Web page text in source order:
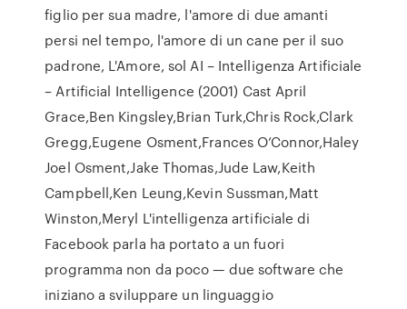
figlio per sua madre, l'amore di due amanti
persi nel tempo, l'amore di un cane per il suo
padrone, L'Amore, sol AI – Intelligenza Artificiale
– Artificial Intelligence (2001) Cast April
Grace,Ben Kingsley,Brian Turk,Chris Rock,Clark
Gregg,Eugene Osment,Frances O’Connor,Haley
Joel Osment,Jake Thomas,Jude Law,Keith
Campbell,Ken Leung,Kevin Sussman,Matt
Winston,Meryl L'intelligenza artificiale di
Facebook parla ha portato a un fuori
programma non da poco — due software che
iniziano a sviluppare un linguaggio